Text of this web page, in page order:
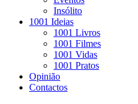
Insólito
1001 Ideias
1001 Livros
1001 Filmes
1001 Vidas
1001 Pratos
Opinião
Contactos